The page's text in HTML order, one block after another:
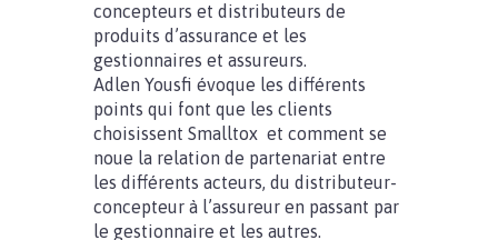
concepteurs et distributeurs de
produits d’assurance et les
gestionnaires et assureurs.
Adlen Yousfi évoque les différents
points qui font que les clients
choisissent Smalltox et comment se
noue la relation de partenariat entre
les différents acteurs, du distributeur-
concepteur à l’assureur en passant par
le gestionnaire et les autres.